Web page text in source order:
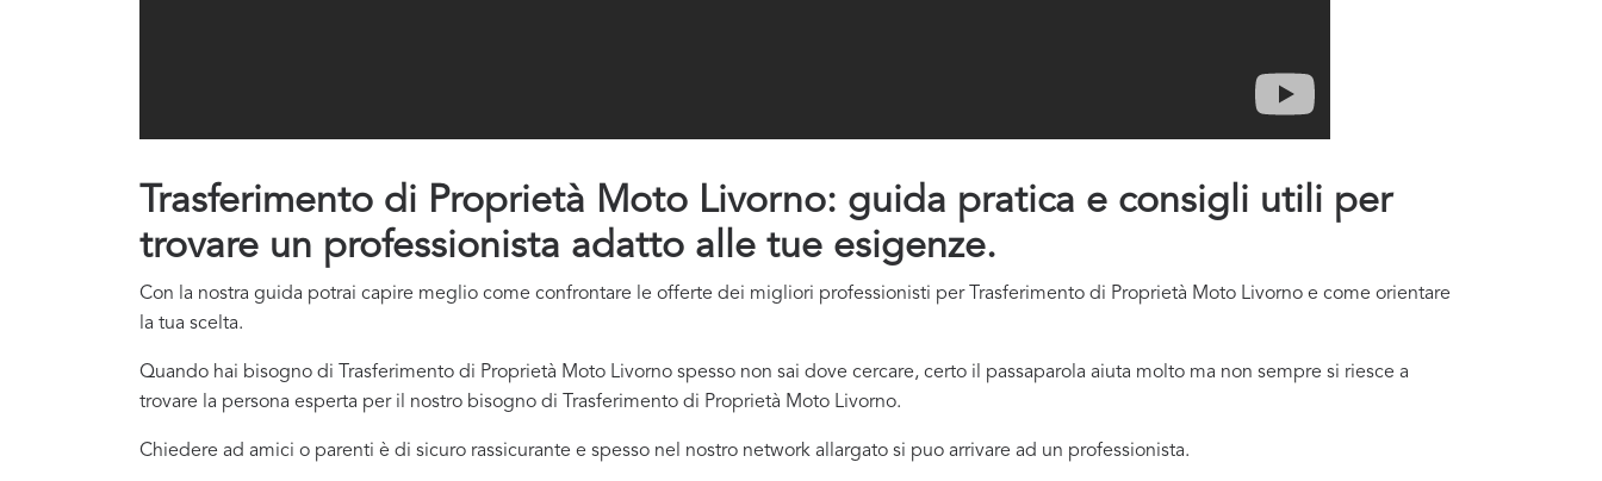
Trasferimento di Proprietà Moto Livorno: guida pratica e consigli utili per
trovare un professionista adatto alle tue esigenze.
Con la nostra guida potrai capire meglio come confrontare le offerte dei migliori professionisti per Trasferimento di Proprietà Moto Livorno e come orientare
la tua scelta.
Quando hai bisogno di Trasferimento di Proprietà Moto Livorno spesso non sai dove cercare, certo il passaparola aiuta molto ma non sempre si riesce a
trovare la persona esperta per il nostro bisogno di Trasferimento di Proprietà Moto Livorno.
Chiedere ad amici o parenti è di sicuro rassicurante e spesso nel nostro network allargato si puo arrivare ad un professionista.